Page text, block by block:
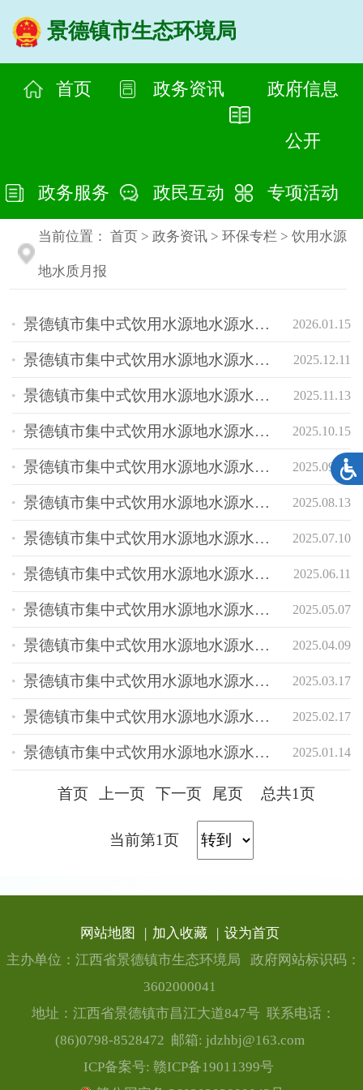
景德镇市生态环境局
首页 政务资讯 政府信息
公开
政务服务 政民互动 专项活动
当前位置： 首页> 政务资讯> 环保专栏 > 饮用水源
地水质月报
2026.01.15
景德镇市集中式饮用水源地水源水质状况报告
2025.12.11
景德镇市集中式饮用水源地水源水质状况报告
2025.11.13
景德镇市集中式饮用水源地水源水质状况报告
2025.10.15
景德镇市集中式饮用水源地水源水质状况报告
2025.09.10
景德镇市集中式饮用水源地水源水质状况报告
2025.08.13
景德镇市集中式饮用水源地水源水质状况报告
2025.07.10
景德镇市集中式饮用水源地水源水质状况报告
2025.06.11
景德镇市集中式饮用水源地水源水质状况报告
2025.05.07
景德镇市集中式饮用水源地水源水质状况报告
2025.04.09
景德镇市集中式饮用水源地水源水质状况报告
2025.03.17
景德镇市集中式饮用水源地水源水质状况报告
2025.02.17
景德镇市集中式饮用水源地水源水质状况报告
2025.01.14
景德镇市集中式饮用水源地水源水质状况报告
首页 上一页 下一页 尾页 总共1页
当前第1页
网站地图 | 加入收藏 | 设为首页
主办单位：江西省景德镇市生态环境局
政府网站标识码：
3602000041
地址：江西省景德镇市昌江大道847号 联系电话：
(86)0798-8528472 邮箱: jdzhbj@163.com
ICP备案号: 赣ICP备19011399号